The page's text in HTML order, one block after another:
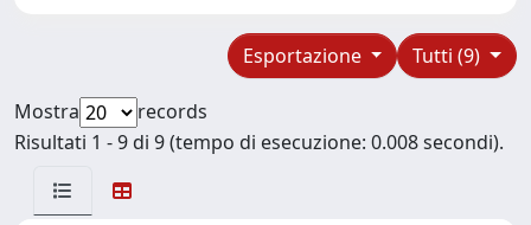
Tutti (9)
Esportazione
Mostra
records
Risultati 1 - 9 di 9 (tempo di esecuzione: 0.008 secondi).